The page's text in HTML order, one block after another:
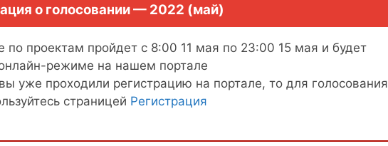
о голосовании — 2022 (май)
по проектам пройдет с 8:00 11 мая по 23:00 15 мая и будет
режиме на нашем портале
уже проходили регистрацию на портале, то для голосования
страницей Регистрация